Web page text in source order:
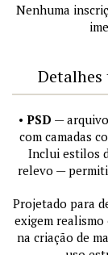
Nenhuma
• PSD —
com camadas
Inclui estilos
relevo —
Projetado para
exigem
na criação de